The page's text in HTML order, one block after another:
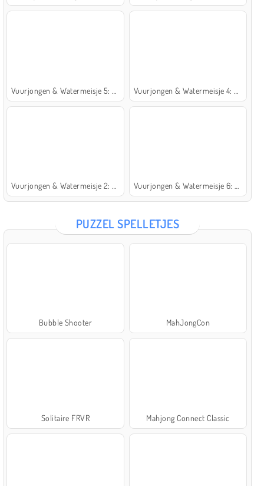
PUZZEL SPELLETJES
Bubble Shooter MahJongCon
Solitaire FRVR Mahjong Connect Classic